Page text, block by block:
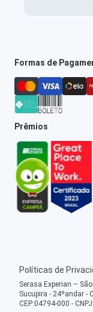
Formas de
Prêmios
Políticas de
Serasa Experian –
Sucupira - 24ºandar -
CEP:04794-000 -